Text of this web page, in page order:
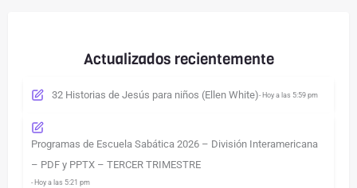
Actualizados recientemente
32 Historias de Jesús para niños (Ellen White)- Hoy a las 5:59 pm
Programas de Escuela Sabática 2026 – División Interamericana
– PDF y PPTX – TERCER TRIMESTRE
- Hoy a las 5:21 pm